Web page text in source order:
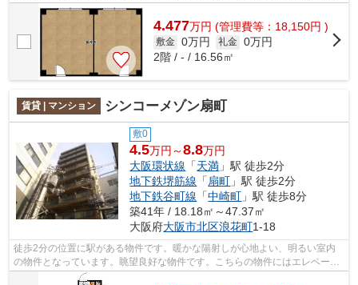
ことができます。
4.477万円 (管理費等：18,150円 )
敷金 0万円 礼金 0万円
2階 / - / 16.56㎡
賃貸 | マンション シンコーメゾン扇町
敷0
4.5万円～8.8万円
大阪環状線 「天満 」駅 徒歩2分
地下鉄堺筋線 「 扇町 」駅 徒歩2分
地下鉄谷町線 「中崎町 」駅 徒歩8分
築41年 / 18.18㎡～47.37㎡
大阪府大阪市北区浪花町1-18
徒歩2分の位置に駅がある物件です。暖かな陽射しが心地よい、明るい室内
の物件となっています。眺望良好な物件です。こちらの物件にはエレベータ
ーが付いています。あなたの希望に合う...